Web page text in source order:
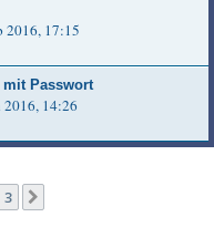
2016, 17:15
Passwort
2016, 14:26
3